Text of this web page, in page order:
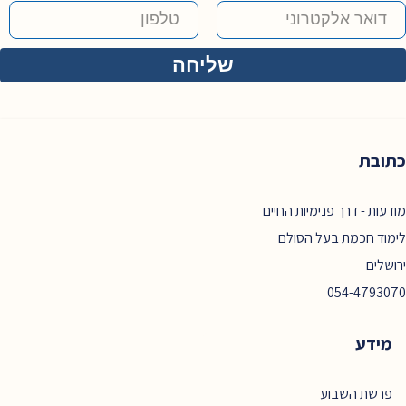
כתובת
מודעות - דרך פנימיות החיים
לימוד חכמת בעל הסולם
ירושלים
054-4793070
מידע
פרשת השבוע